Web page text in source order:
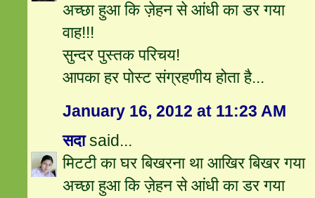
अच्छा हुआ कि ज़ेहन से आंधी का डर गया
वाह!!!
सुन्दर पुस्तक परिचय!
आपका हर पोस्ट संग्रहणीय होता है...
January 16, 2012 at 11:23 AM
सदाsaid...
मिटटी का घर बिखरना था आखिर बिखर गया
अच्छा हुआ कि ज़ेहन से आंधी का डर गया